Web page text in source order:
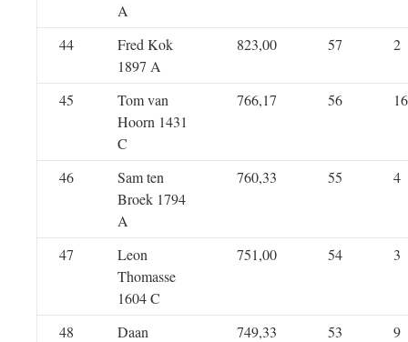
A
44
Fred Kok
1897 A
823,00 57 2
45
Tom van
Hoorn 1431
C
766,17 56 16
46
Sam ten
Broek 1794
A
760,33 55 4
47
Leon
Thomasse
1604 C
751,00 54 3
48
Daan
749,33 53 9